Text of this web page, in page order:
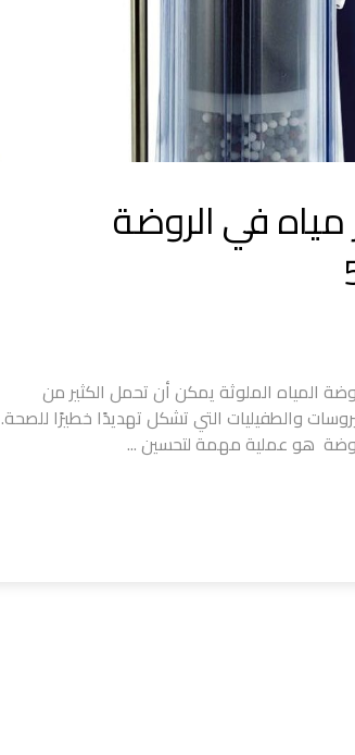
مياه في الروضة
المياه الملوثة يمكن أن تحمل الكثير من
والطفيليات التي تشكل تهديدًا خطيرًا للصحة.
هو عملية مهمة لتحسين ...